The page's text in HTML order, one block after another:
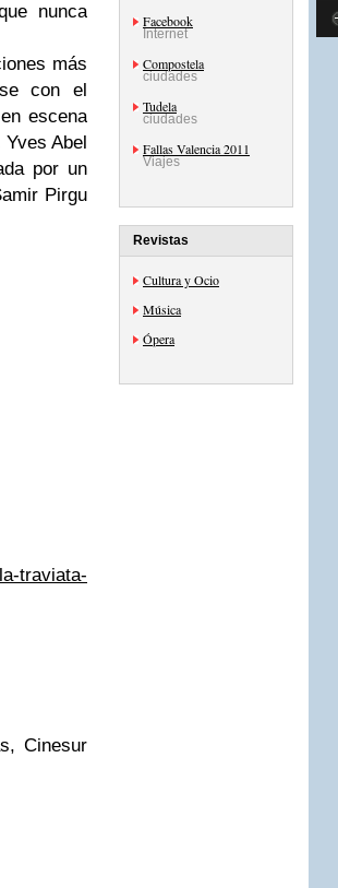
nunca
más
con el
escena
Abel
por un
Pirgu
traviata-
Cinesur
Facebook
Internet
Compostela
ciudades
Tudela
ciudades
Fallas Valencia 2011
Viajes
Revistas
Cultura y Ocio
Música
Ópera